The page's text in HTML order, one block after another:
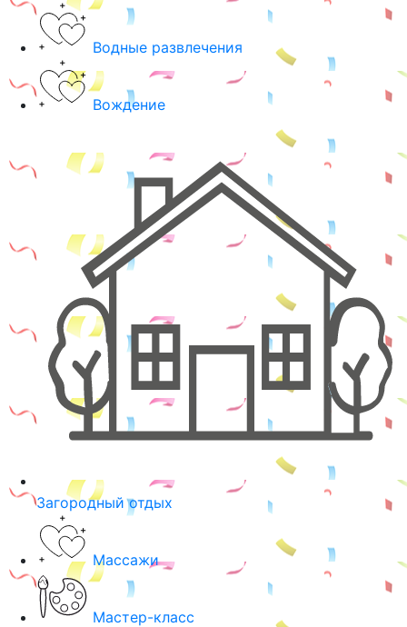
Водные развлечения
Вождение
Загородный отдых
Массажи
Мастер-класс